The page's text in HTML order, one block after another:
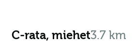
C-rata, miehet3.7 km